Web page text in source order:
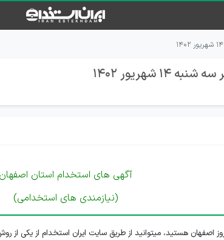
1402
آگهی های استخدام استان اصفهان
(نیازمندی های استخدامی)
اصفهان هستید، میتوانید از طریق سایت ایران استخدام از یکی از